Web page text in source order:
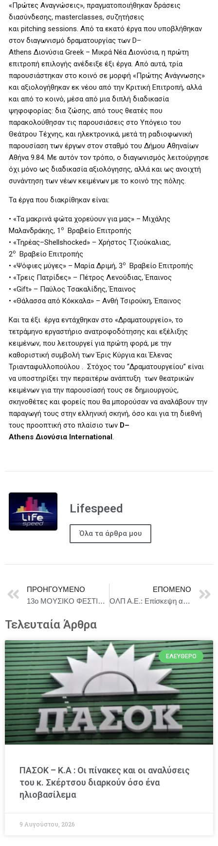
«Πρώτες Αναγνώσεις», πραγματοποιήθηκαν δράσεις
διασύνδεσης, masterclasses, συζητήσεις
και pitching sessions. Από τα εκατό έργα που υποβλήθηκαν
στον διαγωνισμό δραματουργίας των D–
Athens Διονύσια Greek – Μικρά Νέα Διονύσια, η πρώτη
επιτροπή επιλογής ανέδειξε έξι έργα. Από αυτά, τρία
παρουσιάστηκαν στο κοινό σε μορφή «Πρώτης Ανάγνωσης»
και αξιολογήθηκαν εκ νέου από την Κριτική Επιτροπή, αλλά
και από το κοινό, μέσα από μια διπλή διαδικασία
ψηφοφορίας: δια ζώσης, από τους θεατές που
παρακολούθησαν τις παρουσιάσεις στο Υπόγειο του
Θεάτρου Τέχνης, και ηλεκτρονικά, μετά τη ραδιοφωνική
παρουσίαση των έργων στον σταθμό του Δήμου Αθηναίων
Αθήνα 9.84. Με αυτόν τον τρόπο, ο διαγωνισμός λειτούργησε
όχι μόνο ως διαδικασία αξιολόγησης, αλλά και ως ανοιχτή
συνάντηση των νέων κειμένων με το κοινό της πόλης.
Τα έργα που διακρίθηκαν είναι:
• «Τα μακρινά φώτα χορεύουν για μας» – Μιχάλης
Μαλανδράκης, 1 ο
Βραβείο Επιτροπής
• «Τηρέας–Shellshocked» – Χρήστος Τζιούκαλιας,
2ο
Βραβείο Επιτροπής
• «Ψόφιες μύγες» – Μαρία Δριμή, 3ο
Βραβείο Επιτροπής
• «Τρεις Πατρίδες» – Πέτρος Λενούδιας, Έπαινος
• «Gift» – Παύλος Τσακαλίδης, Έπαινος
• «Θάλασσα από Κόκκαλα» – Ανθή Τσιρούκη, Έπαινος
Και τα έξι έργα εντάχθηκαν στο «Δραματουργείο», το
τετράμηνο εργαστήριο ανατροφοδότησης και εξέλιξης
κειμένων, που λειτουργεί για πρώτη φορά, με την
καθοριστική συμβολή των Έρις Κύργια και Έλενας
Τριανταφυλλοπούλου . Στόχος του “Δραματουργείου” είναι
να υποστηρίξει την περαιτέρω ανάπτυξη των θεατρικών
κειμένων για την παρουσίασή τους σε δημιουργούς,
σκηνοθέτες και φορείς που θα μπορούσαν να αναλάβουν την
παραγωγή τους στην ελληνική σκηνή, όσο και για τη διεθνή
τους προοπτική στο πλαίσιο των D–
Athens Διονύσια International.
Lifespeed
Όλα τα άρθρα μου
ΠΡΟΗΓΟΎΜΕΝΟ
13o ΜΟΥΣΙΚΟ ΦΕΣΤΙΒΑΛ ΕΛΑΤΕΙΑΣ / 30 ΙΟΥΛΙΟΥ – 2 ΑΥΓΟΥΣΤΟΥ 2026
ΕΠΌΜΕΝΟ
ΟΛΠ Α.Ε.: Επίσκεψη αντιπροσωπείας από τη Γεωργία στον Οργανισμό Λιμένος Πειραιώς
Τελευταία Άρθρα
ΕΛΕΎΘΕΡΟ
ΠΑΣΟΚ – Κ.Α : Οι πίνακες και οι αναλύσεις
του κ. Σκέρτσου διαρκούν όσο ένα
ηλιοβασίλεμα
9 Αυγούστου, 2026